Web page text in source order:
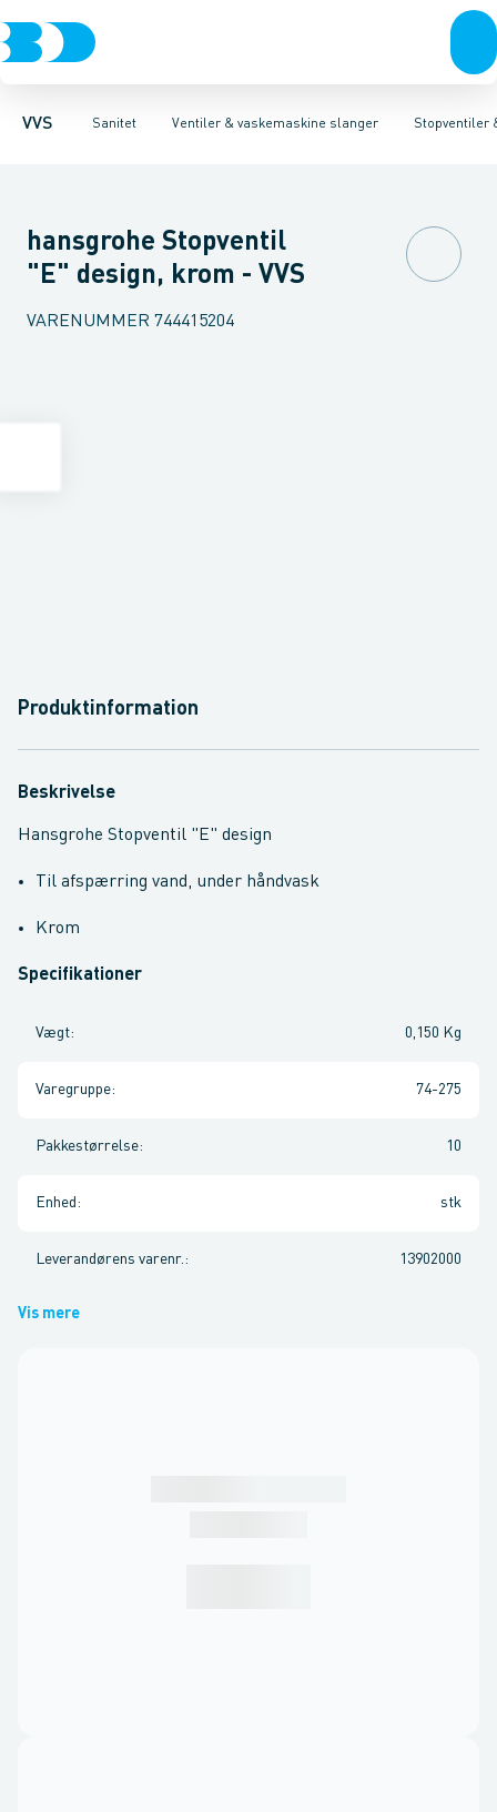
VVS Sanitet
Rør & fittingsPressfittings & rørKuglehaner & ventilerAfløb
Ventiler & vaskemaskine slanger
Toiletter, sæder og cisternerVaskeArmaturerBrusereStopventiler
Servanteventiler Stopventiler & kuglehanerAftapventiler &
hansgrohe Stopventil
"E" design, krom - VVS
VARENUMMER 744415204
Produktinformation
Beskrivelse
Hansgrohe Stopventil "E" design
Til afspærring vand, under håndvask
Krom
Specifikationer
Vægt: 0,150 Kg
Varegruppe: 74-275
Pakkestørrelse: 10
Enhed : stk
Leverandørens varenr. : 13902000
Vis mere